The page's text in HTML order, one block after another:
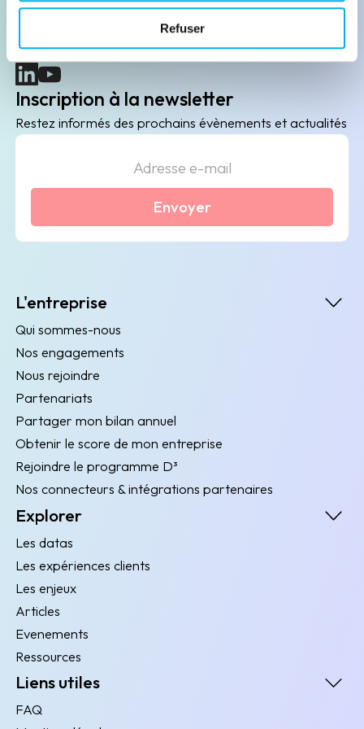
Refuser
B2B de data marketing, gestion des risques
client/fournisseur et conformité.
(nouvelle fenêtre)
(nouvelle fenêtre)
Inscription à la newsletter
Restez informés des prochains évènements et actualités
Envoyer
L'entreprise
Qui sommes-nous
Nos engagements
Nous rejoindre
Partenariats
Partager mon bilan annuel
Obtenir le score de mon entreprise
Rejoindre le programme D³
Nos connecteurs & intégrations partenaires
Explorer
Les datas
Les expériences clients
Les enjeux
Articles
Evenements
Ressources
Liens utiles
FAQ